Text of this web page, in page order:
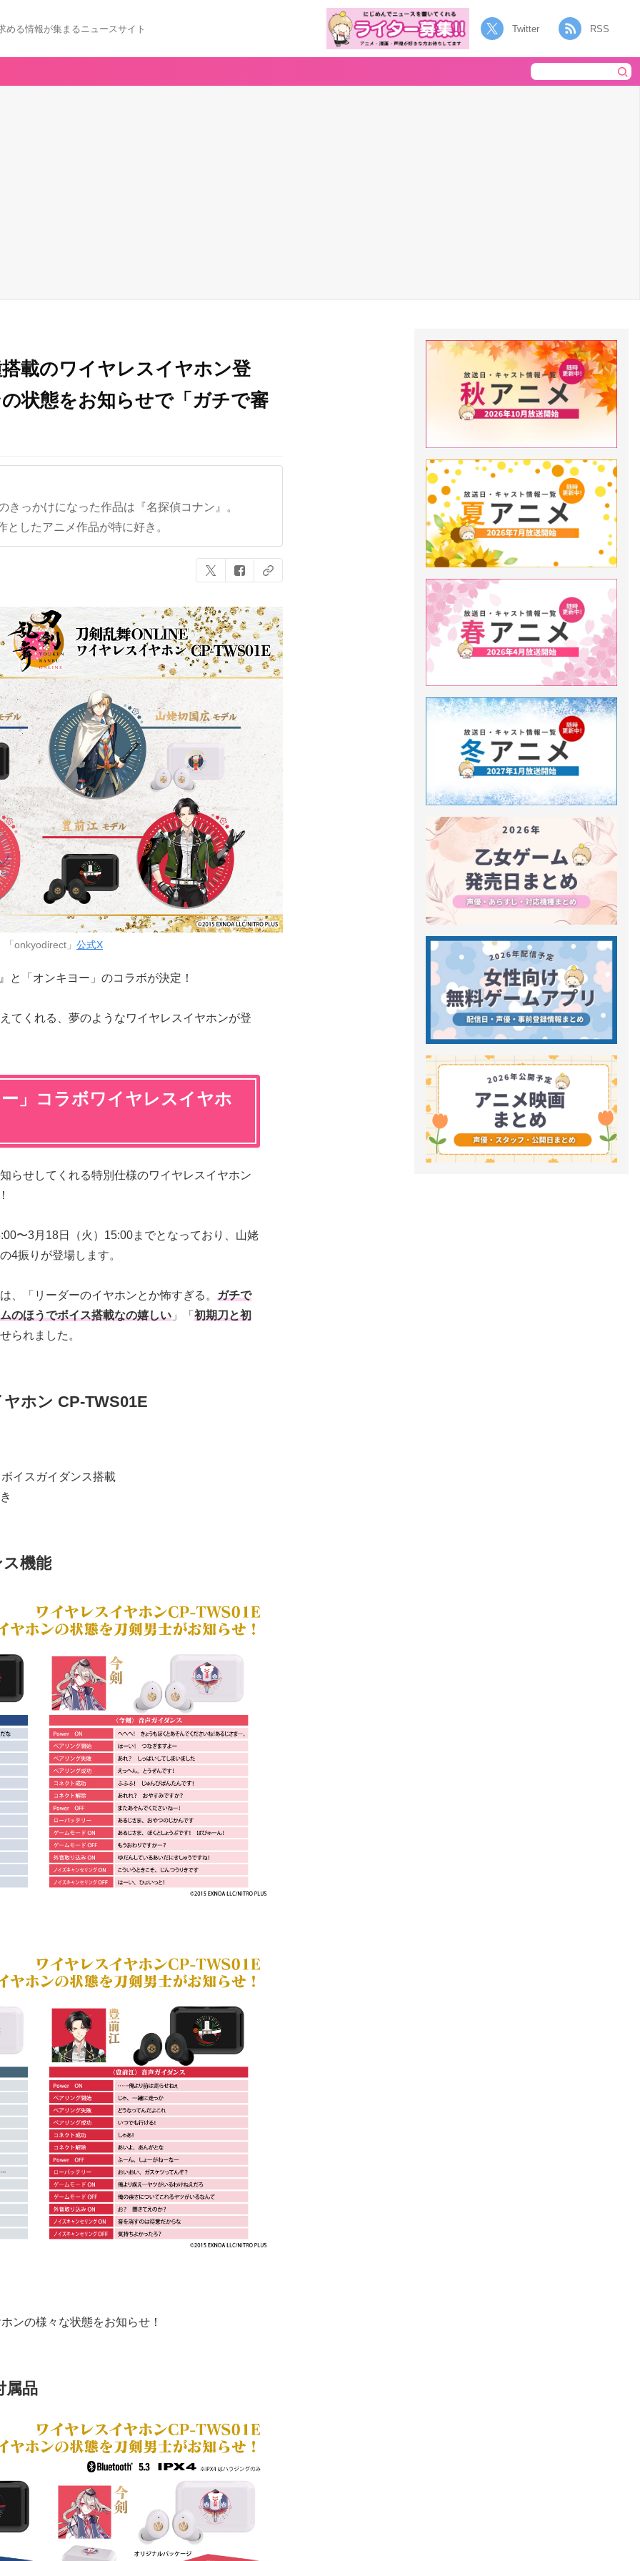
める情報が集まるニュースサイト Twitter RSS
載のワイヤレスイヤホン登
状態をお知らせで「ガチで審
きっかけになった作品は『名探偵コナン』。
したアニメ作品が特に好き。
「onkyodirect」 公式X
と「オンキヨー」のコラボが決定！
てくれる、夢のようなワイヤレスイヤホンが登
」コラボワイヤレスイヤホ
らせしてくれる特別仕様のワイヤレスイヤホン
〜3月18日（火）15:00までとなっており、山姥
4振りが登場します。
、「リーダーのイヤホンとか怖すぎる。 ガチで
のほうでボイス搭載なの嬉しい 」「 初期刀と初
られました。
ホン CP-TWS01E
イスガイダンス搭載
機能
ンの様々な状態をお知らせ！
属品